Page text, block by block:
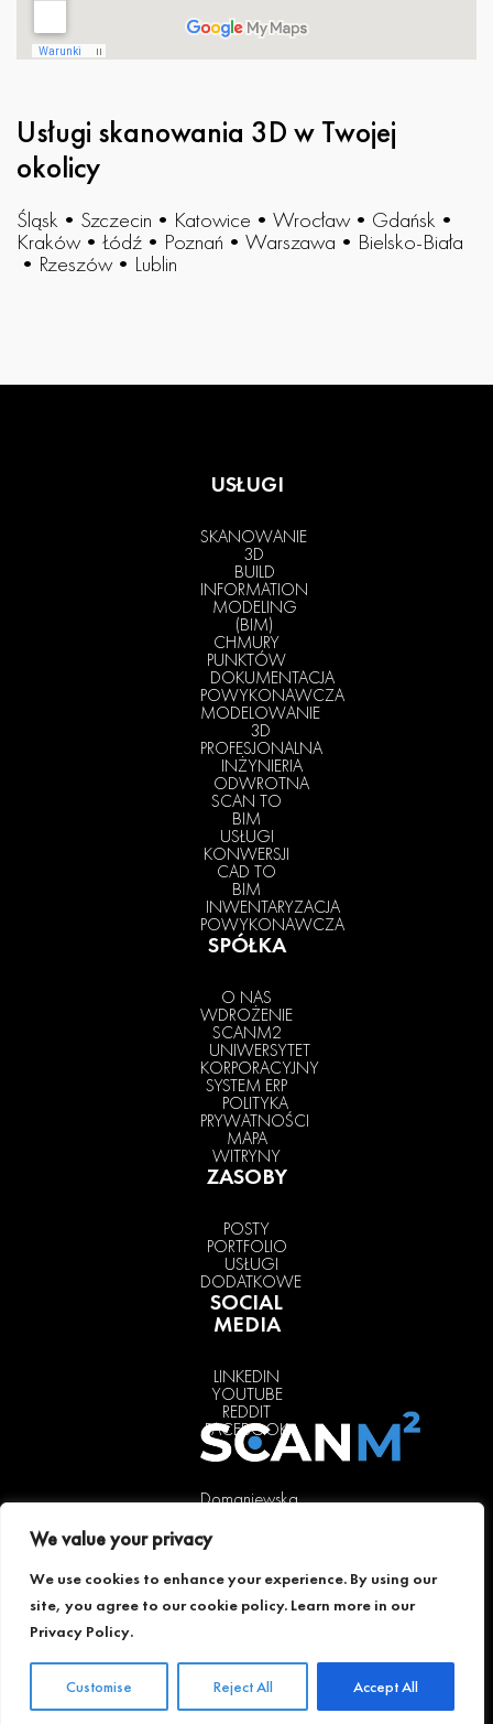
We value your privacy
We use cookies to enhance your experience. By using our
site, you agree to our cookie policy. Learn more in our
Privacy Policy.
Customise Reject All Accept All
Usługi skanowania 3D w Twojej
okolicy
Śląsk • Szczecin • Katowice • Wrocław • Gdańsk •
Kraków • Łódź • Poznań • Warszawa • Bielsko-Biała
• Rzeszów • Lublin
USŁUGI
SKANOWANIE
3D
BUILD
INFORMATION
MODELING
(BIM)
CHMURY
PUNKTÓW
DOKUMENTACJA
POWYKONAWCZA
MODELOWANIE
3D
PROFESJONALNA
INŻYNIERIA
ODWROTNA
SCAN TO
BIM
USŁUGI
KONWERSJI
CAD TO
BIM
INWENTARYZACJA
POWYKONAWCZA
SPÓŁKA
O NAS
WDROŻENIE
SCANM2
UNIWERSYTET
KORPORACYJNY
SYSTEM ERP
POLITYKA
PRYWATNOŚCI
MAPA
WITRYNY
ZASOBY
POSTY
PORTFOLIO
USŁUGI
DODATKOWE
SOCIAL
MEDIA
LINKEDIN
YOUTUBE
REDDIT
FACEBOOK
Domaniewska
02-672
Poland
+48 511 241
warsaw@scanm2.com